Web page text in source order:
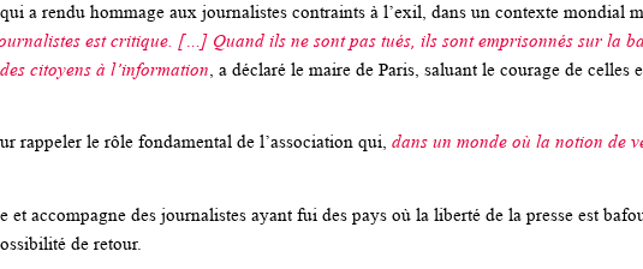
a rendu hommage aux journalistes contraints à l’exil, dans un contexte mondial
est critique. […] Quand ils ne sont pas tués, ils sont emprisonnés sur la
citoyens à l’information a déclaré le maire de Paris, saluant le courage de
rappeler le rôle fondamental de l’association qui, dans un monde où la notion de
accompagne des journalistes ayant fui des pays où la liberté de la presse est
de retour.